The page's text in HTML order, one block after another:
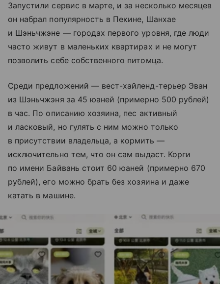
Запустили сервис в марте, и за несколько месяцев
он набрал популярность в Пекине, Шанхае
и Шэньчжэне — городах первого уровня, где люди
часто живут в маленьких квартирах и не могут
позволить себе собственного питомца.
Среди предложений — вест-хайленд-терьер Эван
из Шэньчжэня за 45 юаней (примерно 500 рублей)
в час. По описанию хозяина, пес активный
и ласковый, но гулять с ним можно только
в присутствии владельца, а кормить —
исключительно тем, что он сам выдаст. Корги
по имени Байвань стоит 60 юаней (примерно 670
рублей), его можно брать без хозяина и даже
катать в машине.